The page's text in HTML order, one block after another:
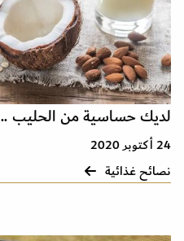
لديك حساسية من الحليب .. 6 بدائل له من مطبخك
24 أكتوبر 2020
نصائح غذائية